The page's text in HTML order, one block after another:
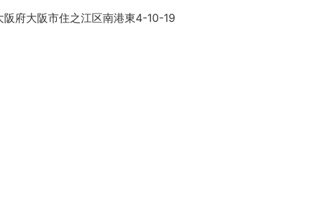
阪府大阪市住之江区南港東4-10-19